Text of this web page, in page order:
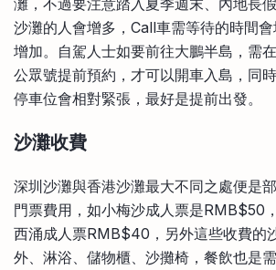
沙灘的人會增多，Call車需等待的時間
增加。自駕人士如要前往大鵬半島，需
公眾號提前預約，才可以開車入島，同
停車位會相對緊張，最好是提前出發。
沙灘收費
深圳沙灘與香港沙灘最大不同之處便是
門票費用，如小梅沙成人票是RMB$50
西涌成人票RMB$40，另外這些收費的
外、淋浴、儲物櫃、沙攤椅，餐飲也是